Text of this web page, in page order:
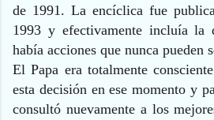
de 1991. La encíclica fue
1993 y efectivamente incluía la
había acciones que nunca pueden
El Papa era totalmente
esta decisión en ese momento y
consultó nuevamente a los